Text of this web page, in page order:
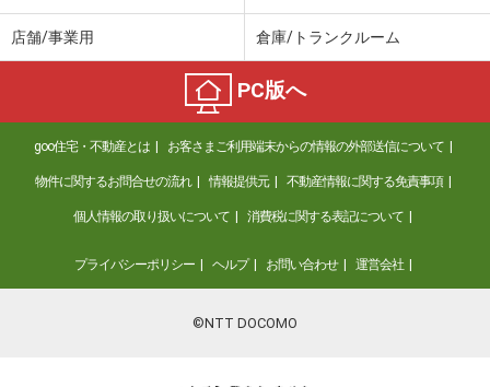
店舗/事業用 倉庫/トランクルーム
PC版へ
goo住宅・不動産とは お客さまご利用端末からの情報の外部送信について
物件に関するお問合せの流れ 情報提供元 不動産情報に関する免責事項
個人情報の取り扱いについて 消費税に関する表記について
プライバシーポリシー ヘルプ お問い合わせ 運営会社
©NTT DOCOMO